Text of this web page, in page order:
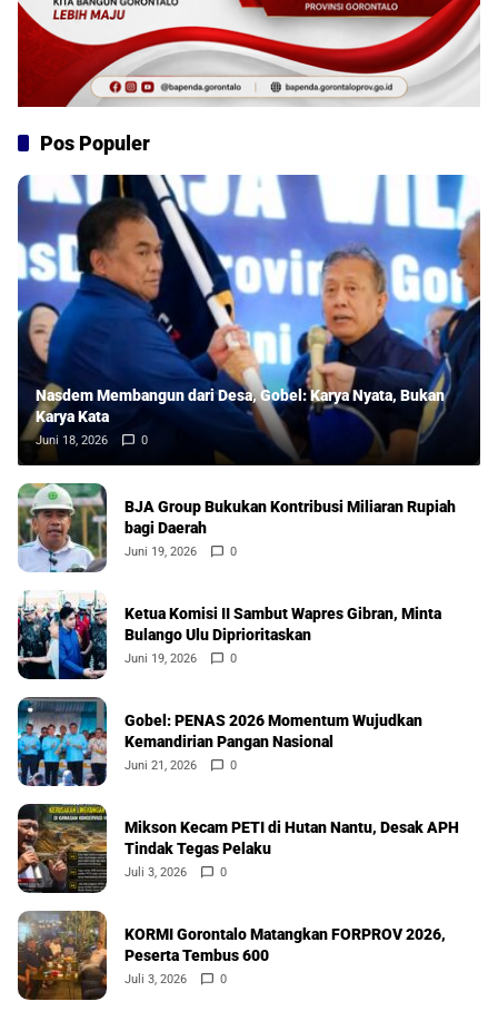
Pos Populer
Nasdem Membangun dari Desa, Gobel: Karya Nyata, Bukan
Karya Kata
Juni 18, 2026 0
BJA Group Bukukan Kontribusi Miliaran Rupiah
bagi Daerah
Juni 19, 2026 0
Ketua Komisi II Sambut Wapres Gibran, Minta
Bulango Ulu Diprioritaskan
Juni 19, 2026 0
Gobel: PENAS 2026 Momentum Wujudkan
Kemandirian Pangan Nasional
Juni 21, 2026 0
Mikson Kecam PETI di Hutan Nantu, Desak APH
Tindak Tegas Pelaku
Juli 3, 2026 0
KORMI Gorontalo Matangkan FORPROV 2026,
Peserta Tembus 600
Juli 3, 2026 0